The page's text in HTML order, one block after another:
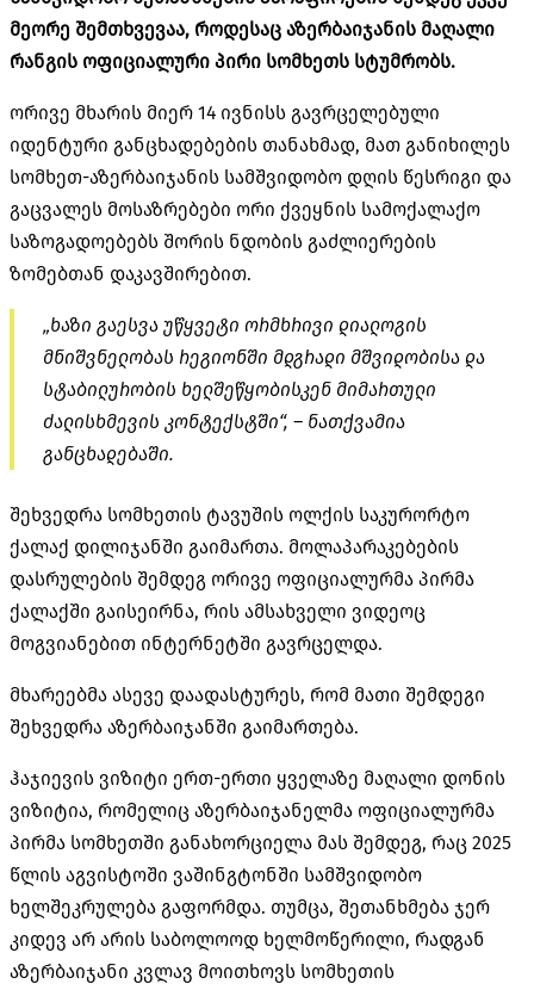
მეორე შემთხვევაა, როდესაც აზერბაიჯანის მაღალი
რანგის ოფიციალური პირი სომხეთს სტუმრობს.
ორივე მხარის მიერ 14 ივნისს გავრცელებული
იდენტური განცხადებების თანახმად, მათ განიხილეს
სომხეთ-აზერბაიჯანის სამშვიდობო დღის წესრიგი და
გაცვალეს მოსაზრებები ორი ქვეყნის სამოქალაქო
საზოგადოებებს შორის ნდობის გაძლიერების
ზომებთან დაკავშირებით.
„ხაზი გაესვა უწყვეტი ორმხრივი დიალოგის
მნიშვნელობას რეგიონში მდგრადი მშვიდობისა და
სტაბილურობის ხელშეწყობისკენ მიმართული
ძალისხმევის კონტექსტში“, – ნათქვამია
განცხადებაში.
შეხვედრა სომხეთის ტავუშის ოლქის საკურორტო
ქალაქ დილიჯანში გაიმართა. მოლაპარაკებების
დასრულების შემდეგ ორივე ოფიციალურმა პირმა
ქალაქში გაისეირნა, რის ამსახველი ვიდეოც
მოგვიანებით ინტერნეტში გავრცელდა.
მხარეებმა ასევე დაადასტურეს, რომ მათი შემდეგი
შეხვედრა აზერბაიჯანში გაიმართება.
ჰაჯიევის ვიზიტი ერთ-ერთი ყველაზე მაღალი დონის
ვიზიტია, რომელიც აზერბაიჯანელმა ოფიციალურმა
პირმა სომხეთში განახორციელა მას შემდეგ, რაც 2025
წლის აგვისტოში ვაშინგტონში სამშვიდობო
ხელშეკრულება გაფორმდა. თუმცა, შეთანხმება ჯერ
კიდევ არ არის საბოლოოდ ხელმოწერილი, რადგან
აზერბაიჯანი კვლავ მოითხოვს სომხეთის